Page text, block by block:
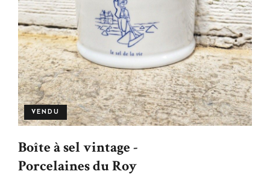
VENDU
Boîte à sel vintage -
Porcelaines du Roy